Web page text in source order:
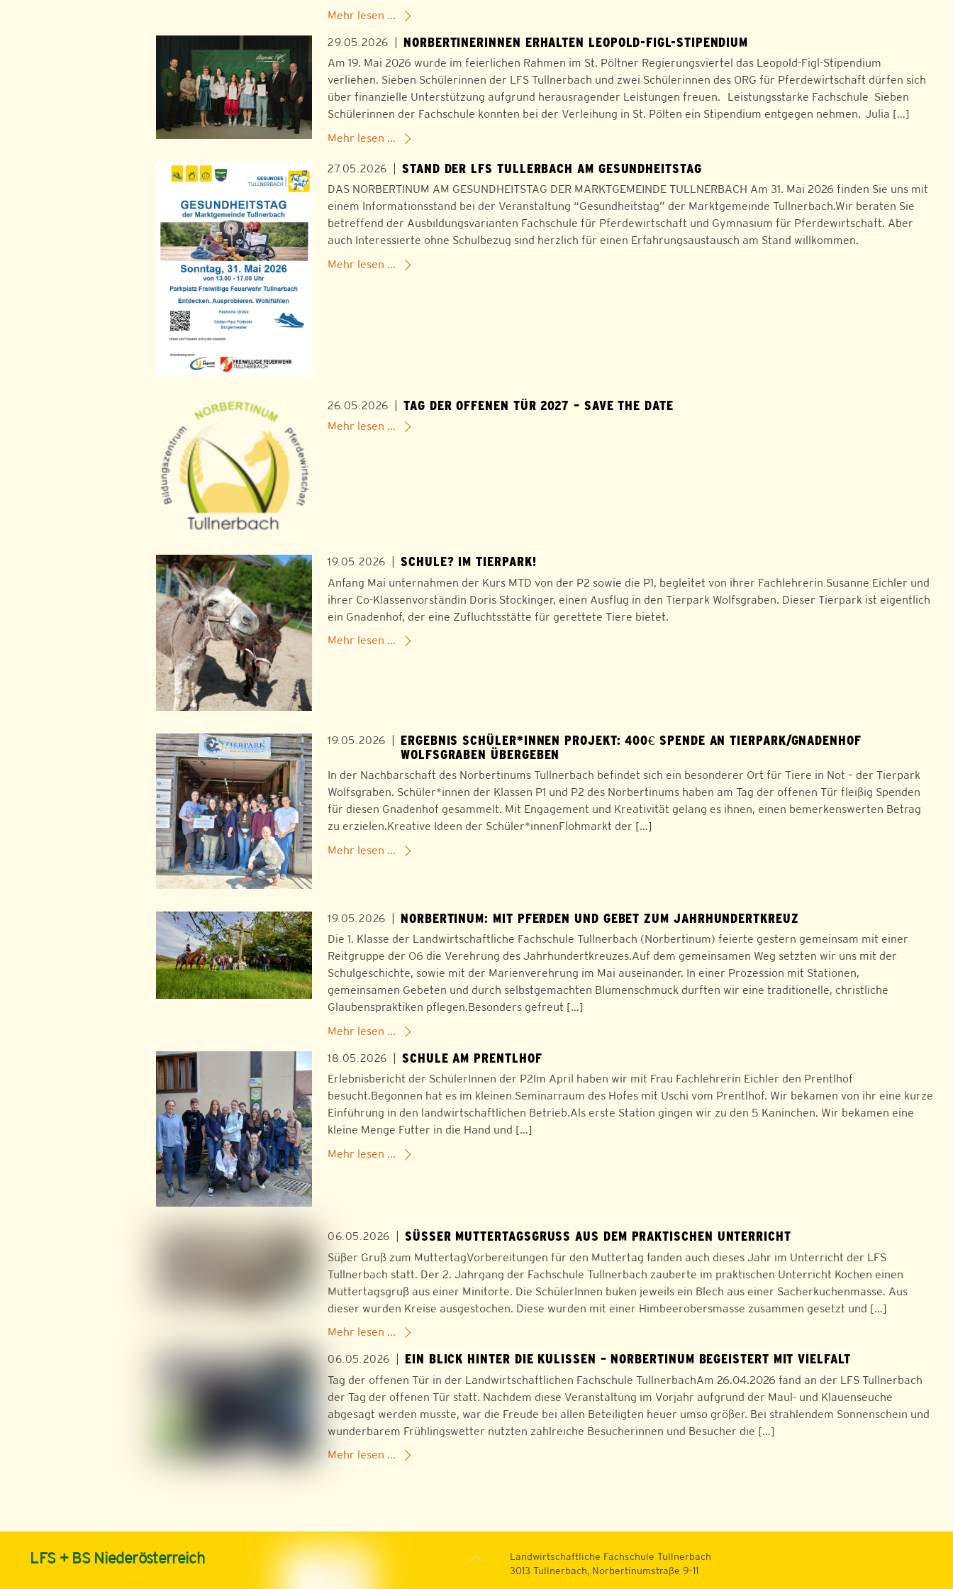
Mehr lesen ...
29.05.2026 | NORBERTINERINNEN ERHALTEN LEOPOLD-FIGL-STIPENDIUM
Am 19. Mai 2026 wurde im feierlichen Rahmen im St. Pöltner Regierungsviertel das Leopold-Figl-Stipendium
verliehen. Sieben Schülerinnen der LFS Tullnerbach und zwei Schülerinnen des ORG für Pferdewirtschaft dürfen sich
über finanzielle Unterstützung aufgrund herausragender Leistungen freuen. Leistungsstarke Fachschule Sieben
Schülerinnen der Fachschule konnten bei der Verleihung in St. Pölten ein Stipendium entgegen nehmen. Julia […]
Mehr lesen ...
27.05.2026 | STAND DER LFS TULLERBACH AM GESUNDHEITSTAG
DAS NORBERTINUM AM GESUNDHEITSTAG DER MARKTGEMEINDE TULLNERBACH Am 31. Mai 2026 finden Sie uns mit
einem Informationsstand bei der Veranstaltung “Gesundheitstag” der Marktgemeinde Tullnerbach.Wir beraten Sie
betreffend der Ausbildungsvarianten Fachschule für Pferdewirtschaft und Gymnasium für Pferdewirtschaft. Aber
auch Interessierte ohne Schulbezug sind herzlich für einen Erfahrungsaustausch am Stand willkommen.
Mehr lesen ...
26.05.2026 | TAG DER OFFENEN TÜR 2027 – SAVE THE DATE
Mehr lesen ...
19.05.2026 SCHULE? IM TIERPARK!
Anfang Mai unternahmen der Kurs MTD von der P2 sowie die P1, begleitet von ihrer Fachlehrerin Susanne Eichler und
ihrer Co-Klassenvorständin Doris Stockinger, einen Ausflug in den Tierpark Wolfsgraben. Dieser Tierpark ist eigentlich
ein Gnadenhof, der eine Zufluchtsstätte für gerettete Tiere bietet.
Mehr lesen ...
19.05.2026 | ERGEBNIS SCHÜLER*INNEN PROJEKT: 400€ SPENDE AN TIERPARK/GNADENHOF
WOLFSGRABEN ÜBERGEBEN
In der Nachbarschaft des Norbertinums Tullnerbach befindet sich ein besonderer Ort für Tiere in Not – der Tierpark
Wolfsgraben. Schüler*innen der Klassen P1 und P2 des Norbertinums haben am Tag der offenen Tür fleißig Spenden
für diesen Gnadenhof gesammelt. Mit Engagement und Kreativität gelang es ihnen, einen bemerkenswerten Betrag
zu erzielen.Kreative Ideen der Schüler*innenFlohmarkt der […]
Mehr lesen ...
19.05.2026 | NORBERTINUM: MIT PFERDEN UND GEBET ZUM JAHRHUNDERTKREUZ
Die 1. Klasse der Landwirtschaftliche Fachschule Tullnerbach (Norbertinum) feierte gestern gemeinsam mit einer
Reitgruppe der O6 die Verehrung des Jahrhundertkreuzes.Auf dem gemeinsamen Weg setzten wir uns mit der
Schulgeschichte, sowie mit der Marienverehrung im Mai auseinander. In einer Prozession mit Stationen,
gemeinsamen Gebeten und durch selbstgemachten Blumenschmuck durften wir eine traditionelle, christliche
Glaubenspraktiken pflegen.Besonders gefreut […]
Mehr lesen ...
18.05.2026 | SCHULE AM PRENTLHOF
Erlebnisbericht der SchülerInnen der P2Im April haben wir mit Frau Fachlehrerin Eichler den Prentlhof
besucht.Begonnen hat es im kleinen Seminarraum des Hofes mit Uschi vom Prentlhof. Wir bekamen von ihr eine kurze
Einführung in den landwirtschaftlichen Betrieb.Als erste Station gingen wir zu den 5 Kaninchen. Wir bekamen eine
kleine Menge Futter in die Hand und […]
Mehr lesen ...
06.05.2026 SÜSSER MUTTERTAGSGRUSS AUS DEM PRAKTISCHEN UNTERRICHT
Süßer Gruß zum MuttertagVorbereitungen für den Muttertag fanden auch dieses Jahr im Unterricht der LFS
Tullnerbach statt. Der 2. Jahrgang der Fachschule Tullnerbach zauberte im praktischen Unterricht Kochen einen
Muttertagsgruß aus einer Minitorte. Die SchülerInnen buken jeweils ein Blech aus einer Sacherkuchenmasse. Aus
dieser wurden Kreise ausgestochen. Diese wurden mit einer Himbeerobersmasse zusammen gesetzt und […]
Mehr lesen ...
06.05.2026 EIN BLICK HINTER DIE KULISSEN – NORBERTINUM BEGEISTERT MIT VIELFALT
Tag der offenen Tür in der Landwirtschaftlichen Fachschule TullnerbachAm 26.04.2026 fand an der LFS Tullnerbach
der Tag der offenen Tür statt. Nachdem diese Veranstaltung im Vorjahr aufgrund der Maul- und Klauenseuche
abgesagt werden musste, war die Freude bei allen Beteiligten heuer umso größer. Bei strahlendem Sonnenschein und
wunderbarem Frühlingswetter nutzten zahlreiche Besucherinnen und Besucher die […]
Mehr lesen ...
Back
LFS + BS Niederösterreich
Landwirtschaftliche Fachschule Tullnerbach
3013 Tullnerbach, Norbertinumstraße 9-11